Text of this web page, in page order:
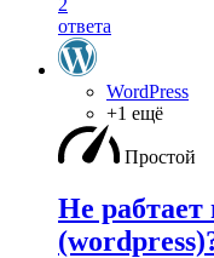
ответа
WordPress
+1 ещё
Простой
Не